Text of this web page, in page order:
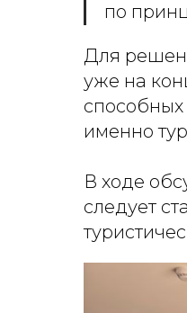
по
Для
уже на
именно
В ходе
следует